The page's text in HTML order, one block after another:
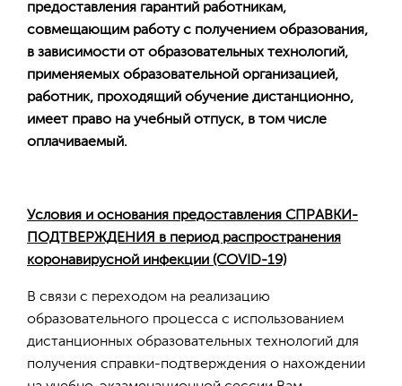
предоставления гарантий работникам,
совмещающим работу с получением образования,
в зависимости от образовательных технологий,
применяемых образовательной организацией,
работник, проходящий обучение дистанционно,
имеет право на учебный отпуск, в том числе
оплачиваемый.
Условия и основания предоставления СПРАВКИ-
ПОДТВЕРЖДЕНИЯ в период распространения
коронавирусной инфекции (COVID-19)
В связи с переходом на реализацию
образовательного процесса с использованием
дистанционных образовательных технологий для
получения справки-подтверждения о нахождении